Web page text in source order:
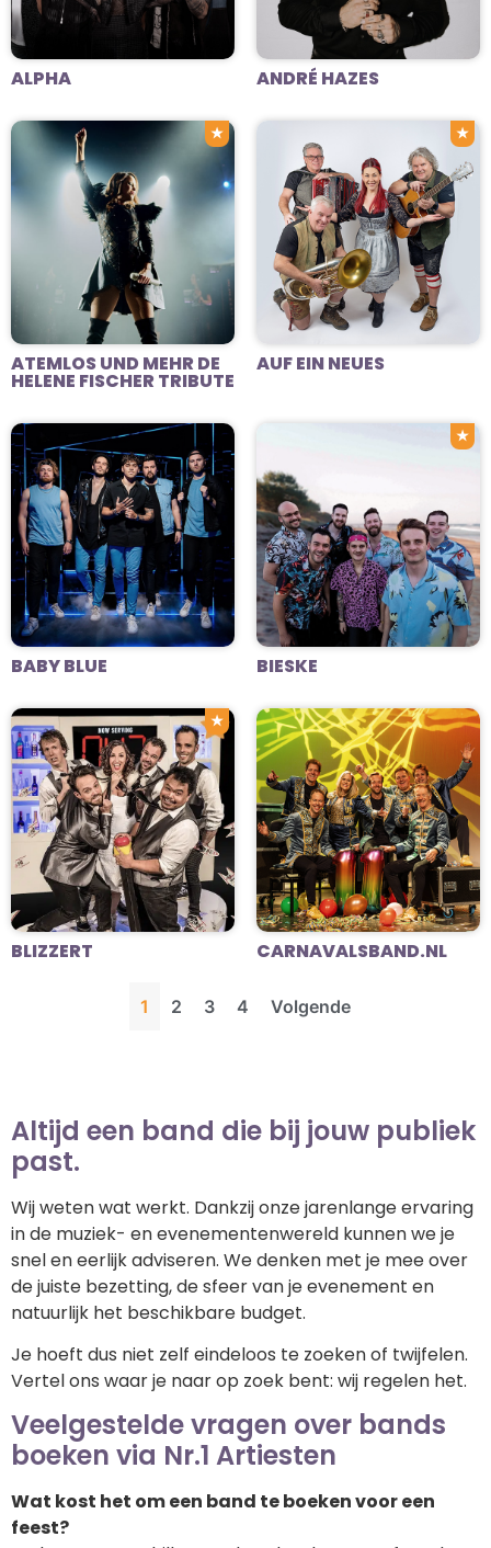
ALPHA ANDRÉ HAZES
★
ATEMLOS UND MEHR DE
HELENE FISCHER TRIBUTE
★
AUF EIN NEUES
BABY BLUE
★
BIESKE
★
BLIZZERT CARNAVALSBAND.NL
1 2 3 4 Volgende
Altijd een band die bij jouw publiek
past.
Wij weten wat werkt. Dankzij onze jarenlange ervaring
in de muziek- en evenementenwereld kunnen we je
snel en eerlijk adviseren. We denken met je mee over
de juiste bezetting, de sfeer van je evenement en
natuurlijk het beschikbare budget.
Je hoeft dus niet zelf eindeloos te zoeken of twijfelen.
Vertel ons waar je naar op zoek bent: wij regelen het.
Veelgestelde vragen over bands
boeken via Nr.1 Artiesten
Wat kost het om een band te boeken voor een
feest?